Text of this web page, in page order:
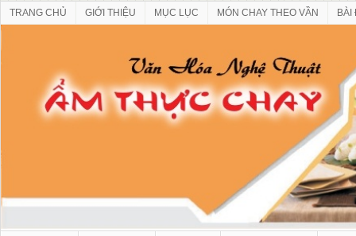
TRANG CHỦ GIỚI THIỆU MỤC LỤC MÓN CHAY THEO VẦN BÀI